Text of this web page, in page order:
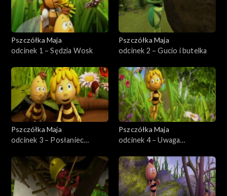
Pszczółka Maja
odcinek 1 – Sędzia Wosk
Pszczółka Maja
odcinek 2 – Gucio i butelka
Pszczółka Maja
odcinek 3 – Posłaniec
Pszczółka Maja
odcinek 4 – Uwaga